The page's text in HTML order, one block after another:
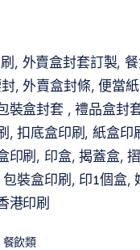
$140.0
到
$17,340.0
餐飲類